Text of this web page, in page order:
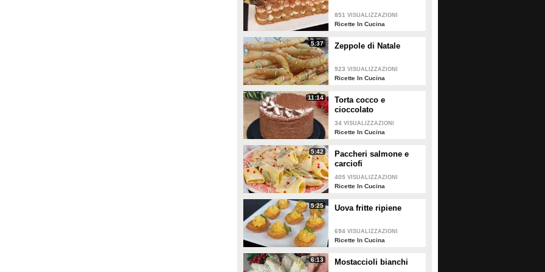
851 VISUALIZZAZIONI
Ricette In Cucina
5:37 Zeppole di Natale
923 VISUALIZZAZIONI
Ricette In Cucina
11:14
Torta cocco e
cioccolato
34 VISUALIZZAZIONI
Ricette In Cucina
5:42
Paccheri salmone e
carciofi
405 VISUALIZZAZIONI
Ricette In Cucina
5:25 Uova fritte ripiene
694 VISUALIZZAZIONI
Ricette In Cucina
6:13 Mostaccioli bianchi
0• diRedazione Cucina